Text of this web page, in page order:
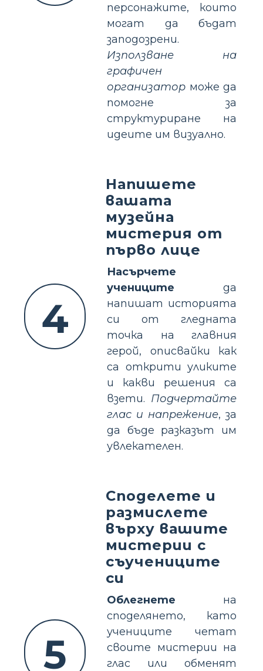
персонажите, които
могат да бъдат
заподозрени.
Използване на
графичен
организатор може да
помогне за
структуриране на
идеите им визуално.
4
Напишете
вашата
музейна
мистерия от
първо лице
Насърчете
учениците да
напишат историята
си от гледната
точка на главния
герой, описвайки как
са открити уликите
и какви решения са
взети. Подчертайте
глас и напрежение, за
да бъде разказът им
увлекателен.
5
Споделете и
размислете
върху вашите
мистерии с
съучениците
си
Облегнете на
споделянето, като
учениците четат
своите мистерии на
глас или обменят